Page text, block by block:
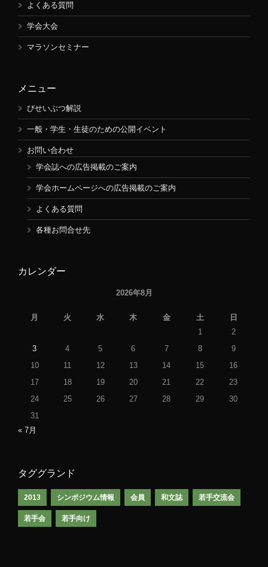
よくある質問
学会大会
マラソンセミナー
メニュー
びせいぶつ解説
一般・学生・生徒のための公開イベント
お問い合わせ
学会誌への広告掲載のご案内
学会ホームページへの広告掲載のご案内
よくある質問
各種お問合せ先
カレンダー
2026年8月
月 火 水 木 金 土
日
1
2
3
4 5 6 7 8
9
10
11 12 13 14 15
16
17
18 19 20 21 22
23
24
25 26 27 28 29
30
31
« 7月
タググランド
2013 シンポジウム情報 会員 和文誌 若手交流会
若手会 若手向け